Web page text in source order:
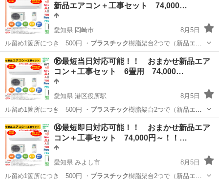
新品エアコン＋工事セット 74,000…
愛知県 岡崎市
8月5日
ル留め1箇所につき 500円 ・ プラスチック樹脂架台2つで（新品エア
コン購入の…
愛知 岡崎市 その他 取り付け
⑯最短当日対応可能！！ おまかせ新品エア
コン＋工事セット 6畳用 74,000…
愛知県 港区役所駅
8月5日
ル留め1箇所につき 500円 ・ プラスチック樹脂架台2つで（新品エア
コン購入の…
愛知 名古屋市 港区役所駅 便利屋 取り付け
⑭最短即日対応可能！！ おまかせ新品エア
コン＋工事セット 74,000円～！！…
愛知県 みよし市
8月5日
ル留め1箇所につき 500円 ・ プラスチック樹脂架台2つで（新品エア